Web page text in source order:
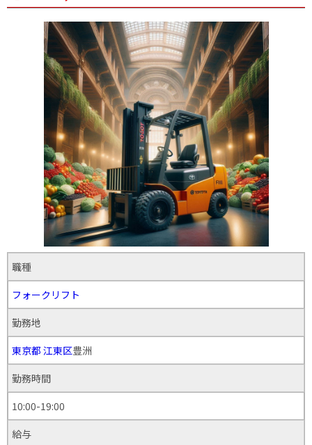
職種
フォークリフト
勤務地
東京都 江東区豊洲
勤務時間
10:00-19:00
給与